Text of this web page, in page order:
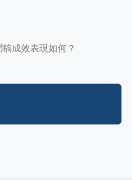
成效表現如何？